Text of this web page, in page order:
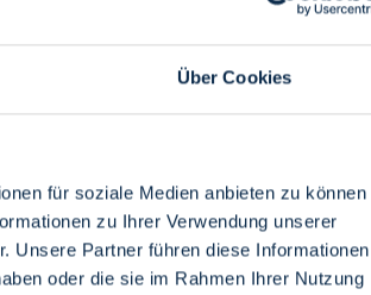
Über Cookies
für soziale Medien anbieten zu können
zu Ihrer Verwendung unserer
Unsere Partner führen diese Informationen
oder die sie im Rahmen Ihrer Nutzung